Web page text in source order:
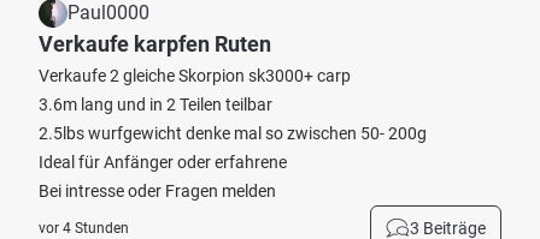
Paul0000
Verkaufe karpfen Ruten
Verkaufe 2 gleiche Skorpion sk3000+ carp
3.6m lang und in 2 Teilen teilbar
2.5lbs wurfgewicht denke mal so zwischen 50- 200g
Ideal für Anfänger oder erfahrene
Bei intresse oder Fragen melden
vor 4 Stunden 3 Beiträge